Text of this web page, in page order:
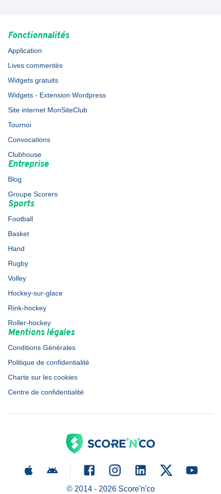
Fonctionnalités
Application
Lives commentés
Widgets gratuits
Widgets - Extension Wordpress
Site internet MonSiteClub
Tournoi
Convocations
Clubhouse
Entreprise
Blog
Groupe Scorers
Sports
Football
Basket
Hand
Rugby
Volley
Hockey-sur-glace
Rink-hockey
Roller-hockey
Mentions légales
Conditions Générales
Politique de confidentialité
Charte sur les cookies
Centre de confidentialité
© 2014 - 2026Score'n'co